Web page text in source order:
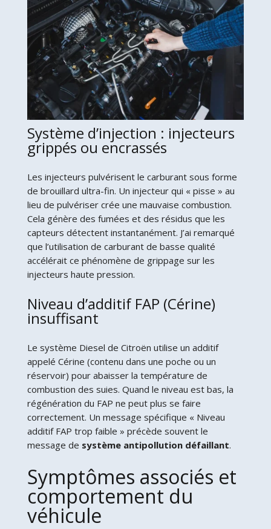
Système d’injection : injecteurs
grippés ou encrassés
Les injecteurs pulvérisent le carburant sous forme
de brouillard ultra-fin. Un injecteur qui « pisse » au
lieu de pulvériser crée une mauvaise combustion.
Cela génère des fumées et des résidus que les
capteurs détectent instantanément. J’ai remarqué
que l’utilisation de carburant de basse qualité
accélérait ce phénomène de grippage sur les
injecteurs haute pression.
Niveau d’additif FAP (Cérine)
insuffisant
Le système Diesel de Citroën utilise un additif
appelé Cérine (contenu dans une poche ou un
réservoir) pour abaisser la température de
combustion des suies. Quand le niveau est bas, la
régénération du FAP ne peut plus se faire
correctement. Un message spécifique « Niveau
additif FAP trop faible » précède souvent le
message de système antipollution défaillant.
Symptômes associés et
comportement du
véhicule